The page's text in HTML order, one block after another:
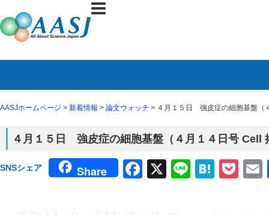
AASJホームページ > 新着情報 > 論文ウォッチ > ４月１５日 強皮症の細胞基盤（
４月１５日 強皮症の細胞基盤（４月１４日号 Cell
SNSシェア Share Facebook
X Line